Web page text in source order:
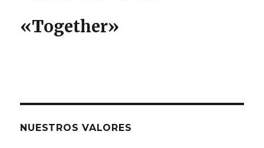
«Together»
NUESTROS VALORES